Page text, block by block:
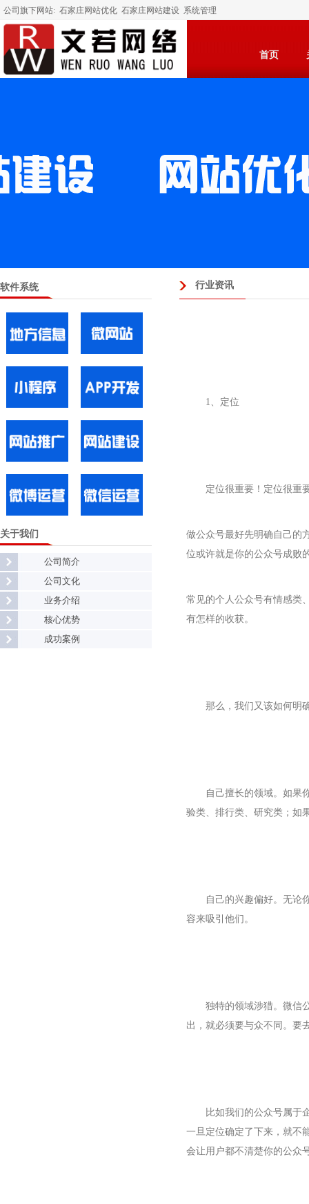
公司旗下网站: 石家庄网站优化 石家庄网站建设 系统管理
首页
软件系统
关于我们
公司简介
公司文化
业务介绍
核心优势
成功案例
行业资讯
1、定位
定位很重要！定位很重
做公众号最好先明确自己的
位或许就是你的公众号成败
常见的个人公众号有情感类
有怎样的收获。
那么，我们又该如何明
自己擅长的领域。如果
验类、排行类、研究类；如
自己的兴趣偏好。无论
容来吸引他们。
独特的领域涉猎。微信
出，就必须要与众不同。要
比如我们的公众号属于
一旦定位确定了下来，就不
会让用户都不清楚你的公众